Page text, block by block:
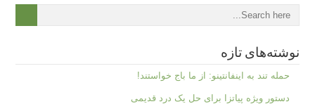
نوشته‌های تازه
حمله تند به اینفانتینو: از ما باج خواستند!
دستور ویژه پیاتزا برای حل یک درد قدیمی